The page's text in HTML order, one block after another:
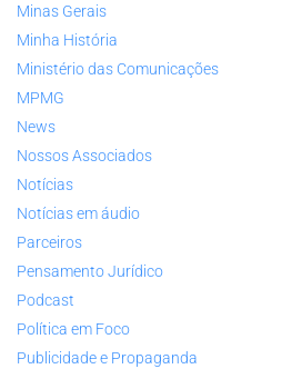
Minas Gerais
Minha História
Ministério das Comunicações
MPMG
News
Nossos Associados
Notícias
Notícias em áudio
Parceiros
Pensamento Jurídico
Podcast
Política em Foco
Publicidade e Propaganda